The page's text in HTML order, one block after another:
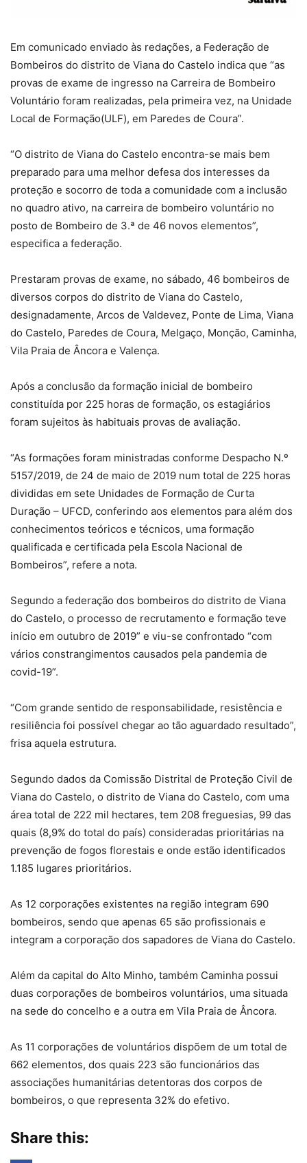
Em comunicado enviado às redações, a Federação de
Bombeiros do distrito de Viana do Castelo indica que “as
provas de exame de ingresso na Carreira de Bombeiro
Voluntário foram realizadas, pela primeira vez, na Unidade
Local de Formação(ULF), em Paredes de Coura”.
“O distrito de Viana do Castelo encontra-se mais bem
preparado para uma melhor defesa dos interesses da
proteção e socorro de toda a comunidade com a inclusão
no quadro ativo, na carreira de bombeiro voluntário no
posto de Bombeiro de 3.ª de 46 novos elementos”,
especifica a federação.
Prestaram provas de exame, no sábado, 46 bombeiros de
diversos corpos do distrito de Viana do Castelo,
designadamente, Arcos de Valdevez, Ponte de Lima, Viana
do Castelo, Paredes de Coura, Melgaço, Monção, Caminha,
Vila Praia de Âncora e Valença.
Após a conclusão da formação inicial de bombeiro
constituída por 225 horas de formação, os estagiários
foram sujeitos às habituais provas de avaliação.
“As formações foram ministradas conforme Despacho N.º
5157/2019, de 24 de maio de 2019 num total de 225 horas
divididas em sete Unidades de Formação de Curta
Duração – UFCD, conferindo aos elementos para além dos
conhecimentos teóricos e técnicos, uma formação
qualificada e certificada pela Escola Nacional de
Bombeiros”, refere a nota.
Segundo a federação dos bombeiros do distrito de Viana
do Castelo, o processo de recrutamento e formação teve
início em outubro de 2019” e viu-se confrontado “com
vários constrangimentos causados pela pandemia de
covid-19”.
“Com grande sentido de responsabilidade, resistência e
resiliência foi possível chegar ao tão aguardado resultado”,
frisa aquela estrutura.
Segundo dados da Comissão Distrital de Proteção Civil de
Viana do Castelo, o distrito de Viana do Castelo, com uma
área total de 222 mil hectares, tem 208 freguesias, 99 das
quais (8,9% do total do país) consideradas prioritárias na
prevenção de fogos florestais e onde estão identificados
1.185 lugares prioritários.
As 12 corporações existentes na região integram 690
bombeiros, sendo que apenas 65 são profissionais e
integram a corporação dos sapadores de Viana do Castelo.
Além da capital do Alto Minho, também Caminha possui
duas corporações de bombeiros voluntários, uma situada
na sede do concelho e a outra em Vila Praia de Âncora.
As 11 corporações de voluntários dispõem de um total de
662 elementos, dos quais 223 são funcionários das
associações humanitárias detentoras dos corpos de
bombeiros, o que representa 32% do efetivo.
Share this: